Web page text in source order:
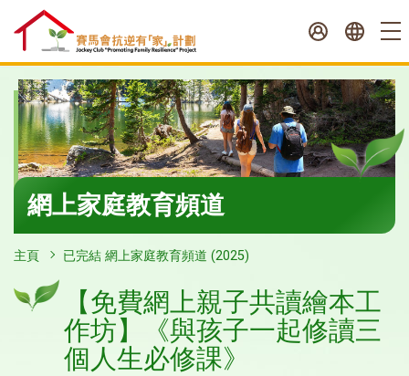
至
容
開
網上家庭教育頻道
主頁 已完結 網上家庭教育頻道 (2025)
【免費網上親子共讀繪本工
作坊】《與孩子一起修讀三
個人生必修課》